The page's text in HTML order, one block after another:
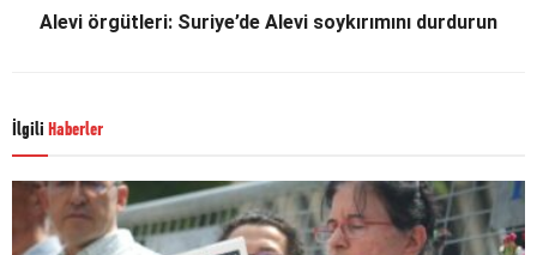
Alevi örgütleri: Suriye’de Alevi soykırımını durdurun
İlgili Haberler